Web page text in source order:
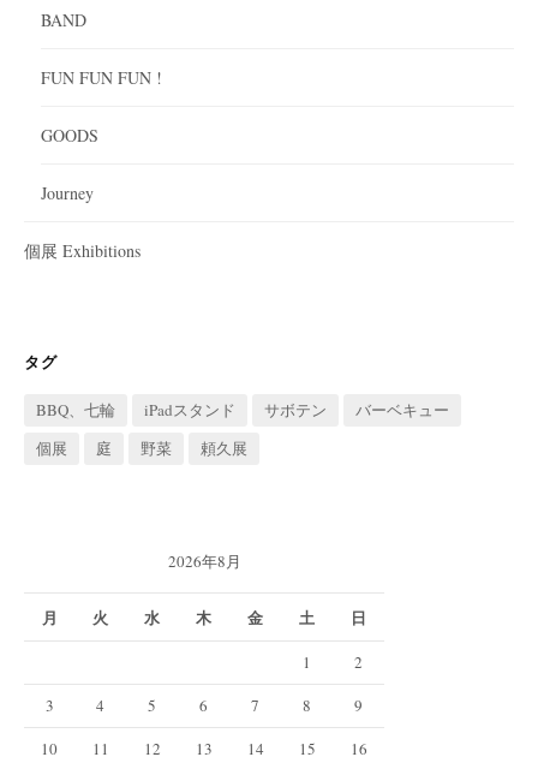
BAND
FUN FUN FUN !
GOODS
Journey
個展 Exhibitions
タグ
BBQ、七輪 iPadスタンド サボテン
バーベキュー
個展
庭 野菜 頼久展
2026年8月
月 火 水 木 金 土 日
1
2
3
4 5 6 7 8
9
10
11 12 13 14 15 16